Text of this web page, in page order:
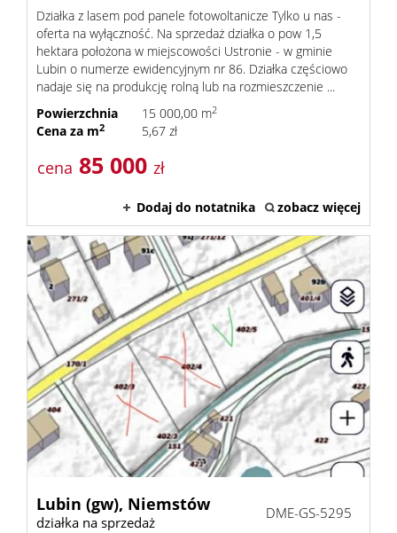
Działka z lasem pod panele fotowoltanicze Tylko u nas -
oferta na wyłączność. Na sprzedaż działka o pow 1,5
hektara położona w miejscowości Ustronie - w gminie
Lubin o numerze ewidencyjnym nr 86. Działka częściowo
nadaje się na produkcję rolną lub na rozmieszczenie ...
Powierzchnia
15 000,00 m2
Cena za m2 5,67 zł
cena 85 000 zł
Dodaj do notatnika zobacz więcej
Lubin (gw), Niemstów
działka na sprzedaż
DME-GS-5295